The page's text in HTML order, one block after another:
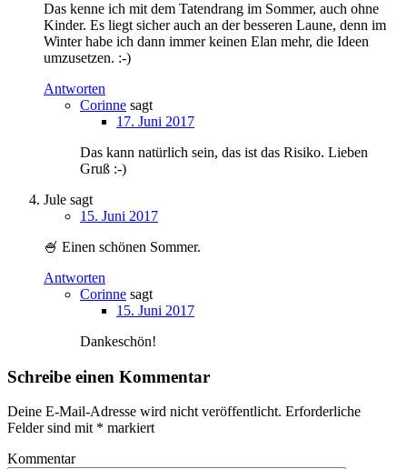
Das kenne ich mit dem Tatendrang im Sommer, auch ohne
Kinder. Es liegt sicher auch an der besseren Laune, denn im
Winter habe ich dann immer keinen Elan mehr, die Ideen
umzusetzen. :-)
Antworten
Corinne sagt
17. Juni 2017
Das kann natürlich sein, das ist das Risiko. Lieben
Gruß :-)
Jule sagt
15. Juni 2017
🍧 Einen schönen Sommer.
Antworten
Corinne sagt
15. Juni 2017
Dankeschön!
Schreibe einen Kommentar
Deine E-Mail-Adresse wird nicht veröffentlicht. Erforderliche
Felder sind mit * markiert
Kommentar